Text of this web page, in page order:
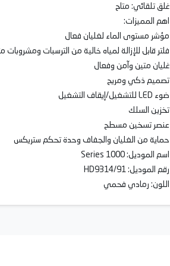
غلق تلقائي: متاح
اهم المميزات:
مؤشر مستوى الماء لغليان فعال
فلتر قابل للإزالة لمياه خالية من الترسبات ومشروبات
غليان متين وآمن وفعال
تصميم ذكي ومريح
ضوء LED للتشغيل/إيقاف التشغيل
تخزين السلك
عنصر تسخين مسطح
حماية من الغليان والجفاف وحدة تحكم ستريكس
اسم الموديل: 1000 Series
رقم الموديل: HD9314/91
اللون: رمادي فحمي